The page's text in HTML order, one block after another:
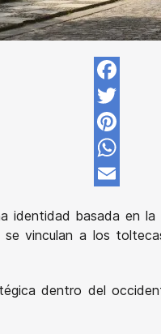
Facebook
Twitter
Pinterest
WhatsApp
identidad basada en
vinculan a los
dentro del